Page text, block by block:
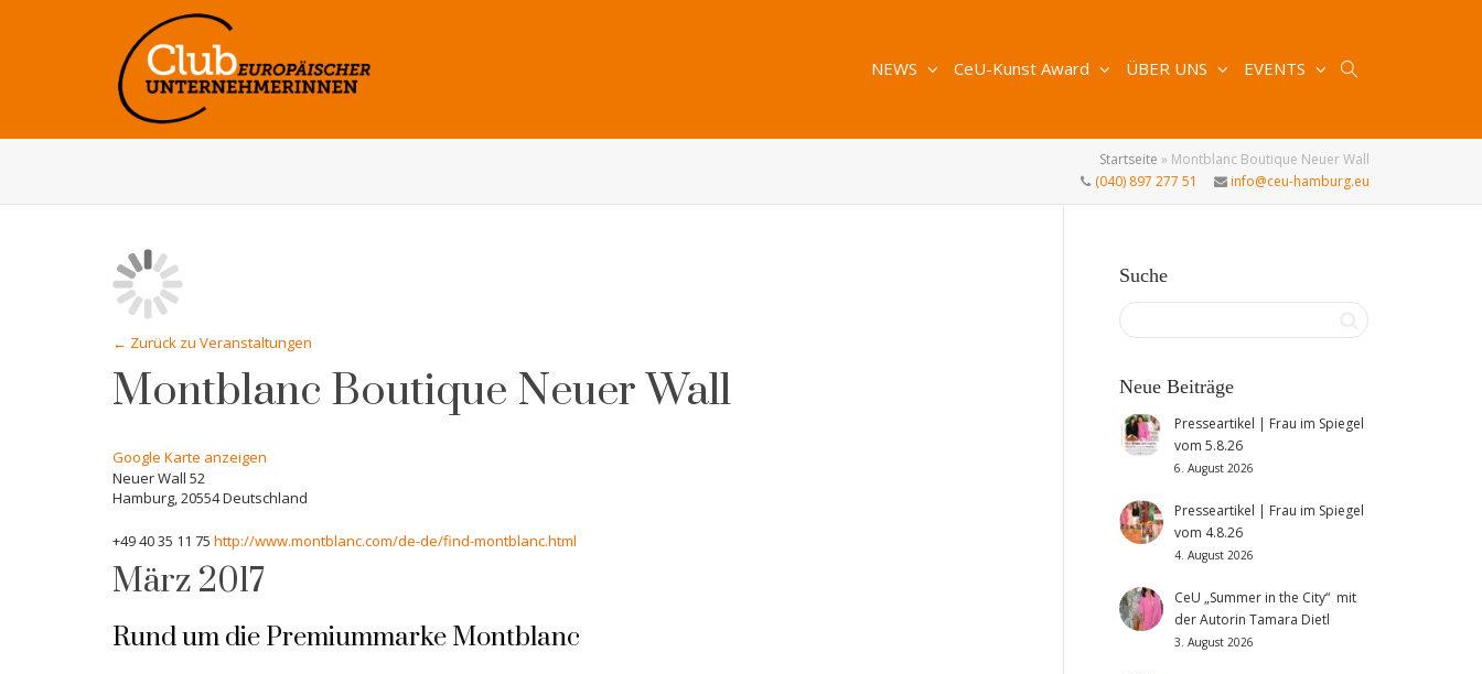
NEWS CeU-Kunst Award ÜBER UNS EVENTS
Startseite » Montblanc Boutique Neuer Wall
(040) 897 277 51
info@ceu-hamburg.eu
← Zurück zu Veranstaltungen
Montblanc Boutique Neuer Wall
Google Karte anzeigen
Neuer Wall 52
Hamburg,20554Deutschland
+49 40 35 11 75 http://www.montblanc.com/de-de/find-montblanc.html
März 2017
Rund um die Premiummarke Montblanc
Suche
Neue Beiträge
Presseartikel | Frau im Spiegel
vom 5.8.26
6. August 2026
Presseartikel | Frau im Spiegel
vom 4.8.26
4. August 2026
CeU „Summer in the City“ mit
der Autorin Tamara Dietl
3. August 2026